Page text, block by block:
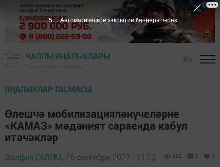
ЧАЛЛЫ ЯҢАЛЫКЛАРЫ
ЯҢАЛЫКЛАР ТАСМАСЫ
Өлешчә мобилизацияләнүчеләрне
«КАМАЗ» мәдәният сараенда кабул
итәчәкләр
Зөлфия ГАЛИМ, 26 сентябрь 2022 - 11:12 869 0 0
4 Автоматическое закрытие баннера через